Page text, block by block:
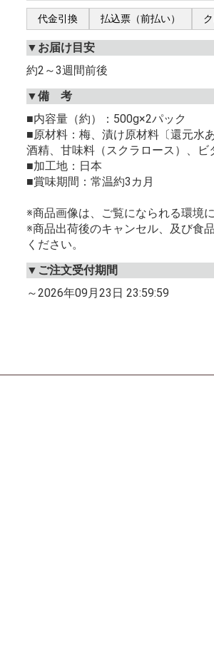
代金引換 払込票（前払い）
▼お届け目安
約2～3週間前後
▼備 考
■内容量（約）：500g×2パック
■原材料：梅、漬け原材料〔還元水
酒精、甘味料（スクラロース）、ビ
■加工地：日本
■賞味期間：常温約3カ月
※商品画像は、ご覧になられる環境
※商品出荷後のキャンセル、及び食
ください。
▼ご注文受付期間
～2026年09月23日 23:59:59